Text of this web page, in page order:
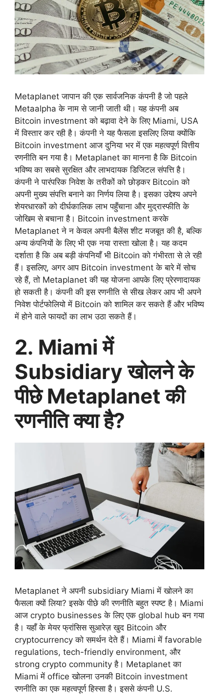
Metaplanet जापान की एक सार्वजनिक कंपनी है जो पहले
Metaalpha के नाम से जानी जाती थी। यह कंपनी अब
Bitcoin investment को बढ़ावा देने के लिए Miami, USA
में विस्तार कर रही है। कंपनी ने यह फैसला इसलिए लिया क्योंकि
Bitcoin investment आज दुनिया भर में एक महत्वपूर्ण वित्तीय
रणनीति बन गया है। Metaplanet का मानना है कि Bitcoin
भविष्य का सबसे सुरक्षित और लाभदायक डिजिटल संपत्ति है।
कंपनी ने पारंपरिक निवेश के तरीकों को छोड़कर Bitcoin को
अपनी मुख्य संपत्ति बनाने का निर्णय लिया है। इसका उद्देश्य अपने
शेयरधारकों को दीर्घकालिक लाभ पहुँचाना और मुद्रास्फीति के
जोखिम से बचाना है। Bitcoin investment करके
Metaplanet ने न केवल अपनी बैलेंस शीट मजबूत की है, बल्कि
अन्य कंपनियों के लिए भी एक नया रास्ता खोला है। यह कदम
दर्शाता है कि अब बड़ी कंपनियाँ भी Bitcoin को गंभीरता से ले रही
हैं। इसलिए, अगर आप Bitcoin investment के बारे में सोच
रहे हैं, तो Metaplanet की यह योजना आपके लिए प्रेरणादायक
हो सकती है। कंपनी की इस रणनीति से सीख लेकर आप भी अपने
निवेश पोर्टफोलियो में Bitcoin को शामिल कर सकते हैं और भविष्य
में होने वाले फायदों का लाभ उठा सकते हैं।
2. Miami में
Subsidiary खोलने के
पीछे Metaplanet की
रणनीति क्या है?
Metaplanet ने अपनी subsidiary Miami में खोलने का
फैसला क्यों लिया? इसके पीछे की रणनीति बहुत स्पष्ट है। Miami
आज crypto businesses के लिए एक global hub बन गया
है। यहाँ के मेयर फ्रांसिस सुआरेज़ खुद Bitcoin और
cryptocurrency को समर्थन देते हैं। Miami में favorable
regulations, tech-friendly environment, और
strong crypto community है। Metaplanet का
Miami में office खोलना उनकी Bitcoin investment
रणनीति का एक महत्वपूर्ण हिस्सा है। इससे कंपनी U.S.